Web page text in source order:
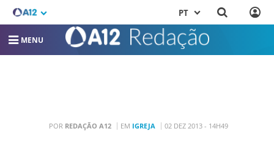
PT
MENU
POR REDAÇÃO A12 EM IGREJA 02 DEZ 2013 - 14H49